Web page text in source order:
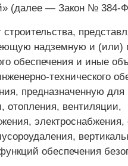
(далее — Закон № 384-
надземную и (или)
обеспечения и иные
технического
предназначенную
отопления, вентиляции,
элект­роснабжения,
обеспечения